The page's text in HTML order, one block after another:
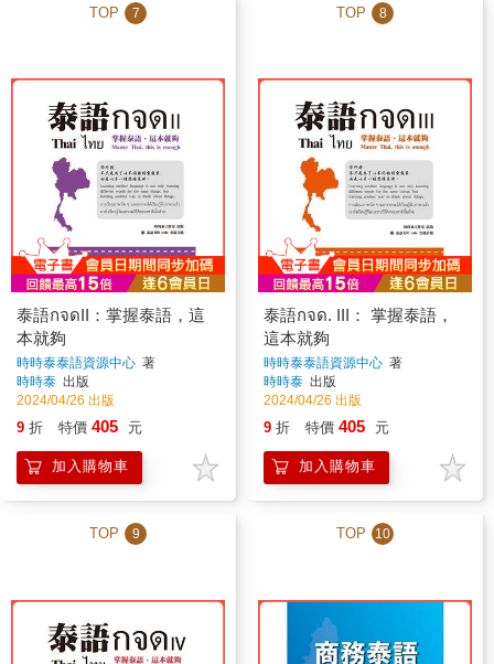
TOP 7
泰語กจดII：掌握泰語，這
本就夠
時時泰泰語資源中心 著
時時泰 出版
2024/04/26 出版
9 折 特價 405 元
加入購物車
TOP 8
泰語กจด. III： 掌握泰語，
這本就夠
時時泰泰語資源中心 著
時時泰 出版
2024/04/26 出版
9 折 特價 405 元
加入購物車
TOP 9 TOP 10